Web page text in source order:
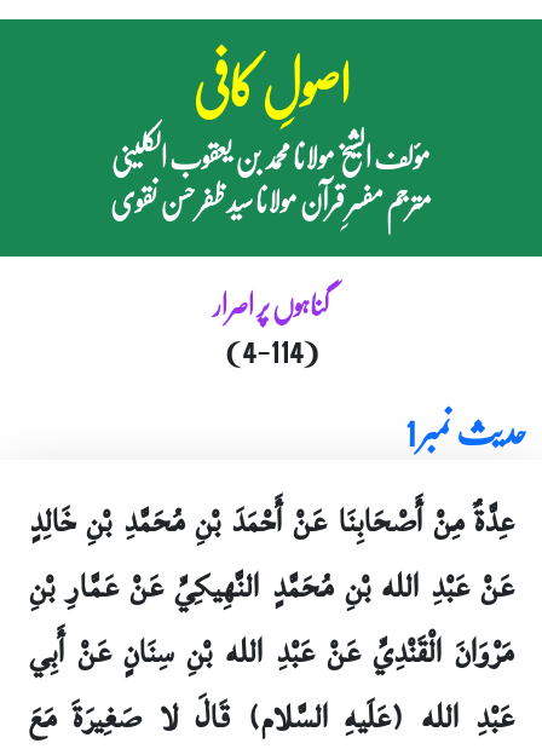
اصولِ کافی
مؤلف الشیخ مولانا محمد بن یعقوب الکلینی
مترجم مفسرِ قرآن مولانا سید ظفر حسن نقوی
گناہوں پر اصرار
(4-114)
حدیث نمبر 1
عِدَّةٌ مِنْ أَصْحَابِنَا عَنْ أَحْمَدَ بْنِ مُحَمَّدِ بْنِ خَالِدٍ
عَنْ عَبْدِ الله بْنِ مُحَمَّدٍ النَّهِيكِيِّ عَنْ عَمَّارِ بْنِ
مَرْوَانَ الْقَنْدِيِّ عَنْ عَبْدِ الله بْنِ سِنَانٍ عَنْ أَبِي
عَبْدِ الله (عَلَيهِ السَّلام) قَالَ لا صَغِيرَةَ مَعَ